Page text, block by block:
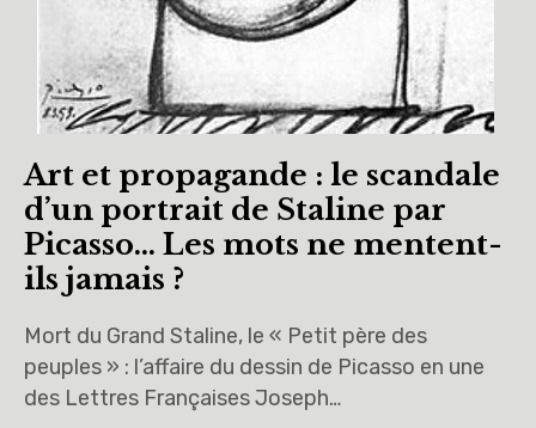
Art et propagande : le scandale
d’un portrait de Staline par
Picasso… Les mots ne mentent-
ils jamais ?
Mort du Grand Staline, le « Petit père des
peuples » : l’affaire du dessin de Picasso en une
des Lettres Françaises Joseph…